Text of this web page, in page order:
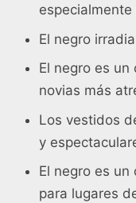
El negro
El negro es
novias más
Los vestidos
y
El negro es
para lugares